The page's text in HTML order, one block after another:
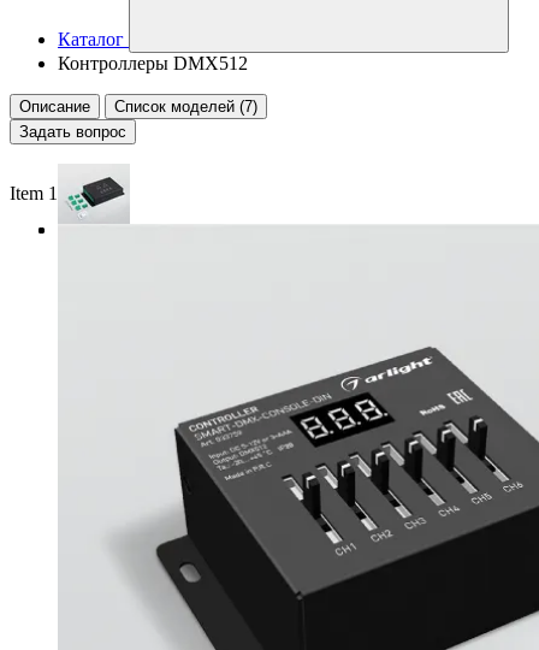
Каталог
Контроллеры DMX512
Описание
Список моделей (7)
Задать вопрос
Item 1 of 3